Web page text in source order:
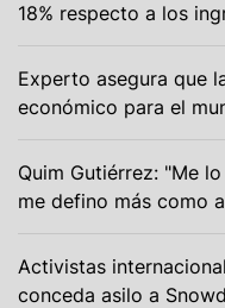
18% respecto a los
Experto asegura que
económico para el
Quim Gutiérrez: "Me
me defino más como
Activistas
conceda asilo a